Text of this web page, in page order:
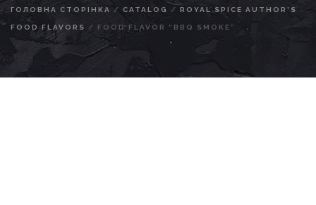
ГОЛОВНА СТОРІНКА / CATALOG / ROYAL SPICE AUTHOR'S
FOOD FLAVORS / FOOD FLAVOR “BBQ SMOKE”